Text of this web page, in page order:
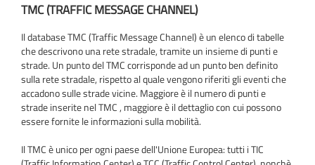
TMC (TRAFFIC MESSAGE CHANNEL)
Il database TMC (Traffic Message Channel) è un elenco di tabelle
che descrivono una rete stradale, tramite un insieme di punti e
strade. Un punto del TMC corrisponde ad un punto ben definito
sulla rete stradale, rispetto al quale vengono riferiti gli eventi che
accadono sulle strade vicine. Maggiore è il numero di punti e
strade inserite nel TMC , maggiore è il dettaglio con cui possono
essere fornite le informazioni sulla mobilità.
Il TMC è unico per ogni paese dell'Unione Europea: tutti i TIC